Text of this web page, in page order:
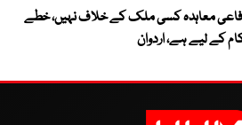
معاہدہ کسی ملک کے خلاف نہیں، خطے
کے لیے ہے، اردوان